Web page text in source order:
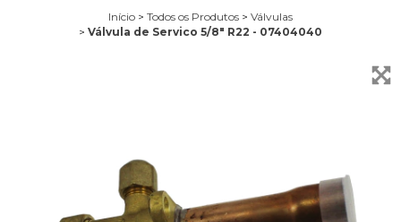
Início > Todos os Produtos > Válvulas
> Válvula de Servico 5/8" R22 - 07404040